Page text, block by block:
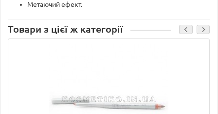
Метаючий ефект.
Товари з цієї ж категорії